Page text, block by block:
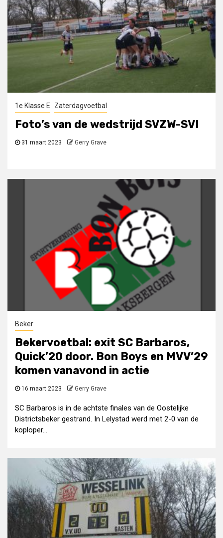
1e Klasse E Zaterdagvoetbal
Foto’s van de wedstrijd SVZW-SVI
31 maart 2023 Gerry Grave
Beker
Bekervoetbal: exit SC Barbaros,
Quick’20 door. Bon Boys en MVV’29
komen vanavond in actie
16 maart 2023 Gerry Grave
SC Barbaros is in de achtste finales van de Oostelijke
Districtsbeker gestrand. In Lelystad werd met 2-0 van de
koploper...